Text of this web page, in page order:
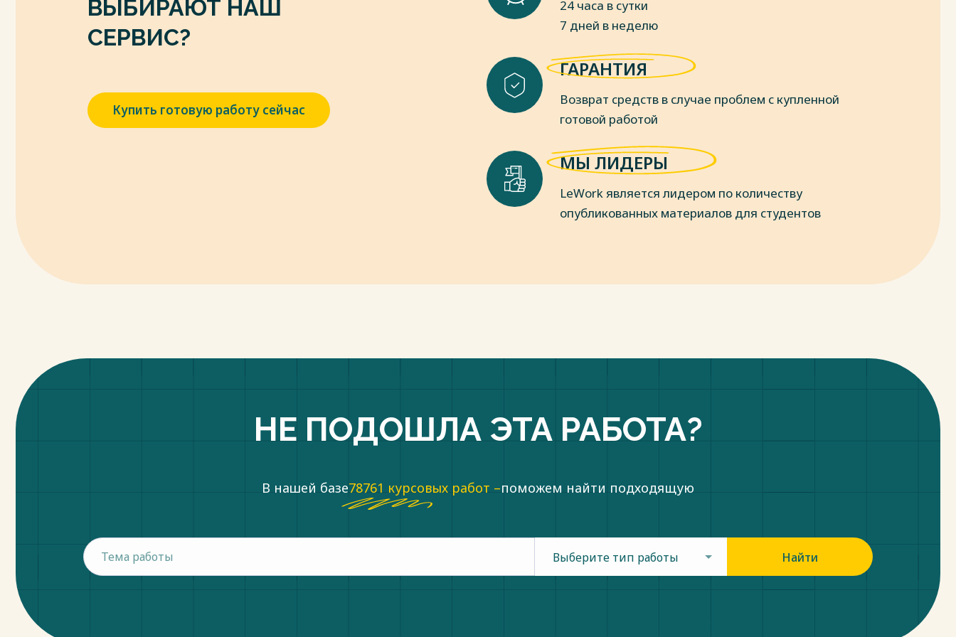
ВЫБИРАЮТ НАШ
СЕРВИС?
Купить готовую работу сейчас
24 часа в сутки
7 дней в неделю
ГАРАНТИЯ
Возврат средств в случае проблем с купленной
готовой работой
МЫ ЛИДЕРЫ
LeWork является лидером по количеству
опубликованных материалов для студентов
НЕ ПОДОШЛА ЭТА РАБОТА?
В нашей базе78761 курсовых работ –поможем найти подходящую
Выберите тип работы Найти